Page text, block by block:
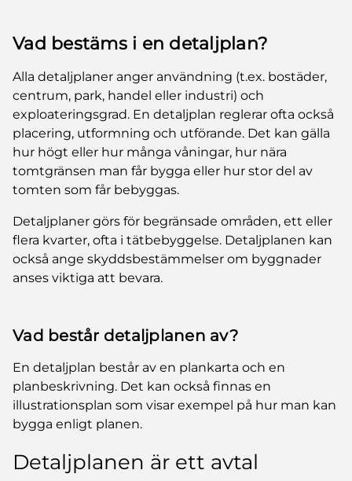
Vad bestäms i en detaljplan?
Alla detaljplaner anger användning (t.ex. bostäder,
centrum, park, handel eller industri) och
exploateringsgrad. En detaljplan reglerar ofta också
placering, utformning och utförande. Det kan gälla
hur högt eller hur många våningar, hur nära
tomtgränsen man får bygga eller hur stor del av
tomten som får bebyggas.
Detaljplaner görs för begränsade områden, ett eller
flera kvarter, ofta i tätbebyggelse. Detaljplanen kan
också ange skyddsbestämmelser om byggnader
anses viktiga att bevara.
Vad består detaljplanen av?
En detaljplan består av en plankarta och en
planbeskrivning. Det kan också finnas en
illustrationsplan som visar exempel på hur man kan
bygga enligt planen.
Detaljplanen är ett avtal